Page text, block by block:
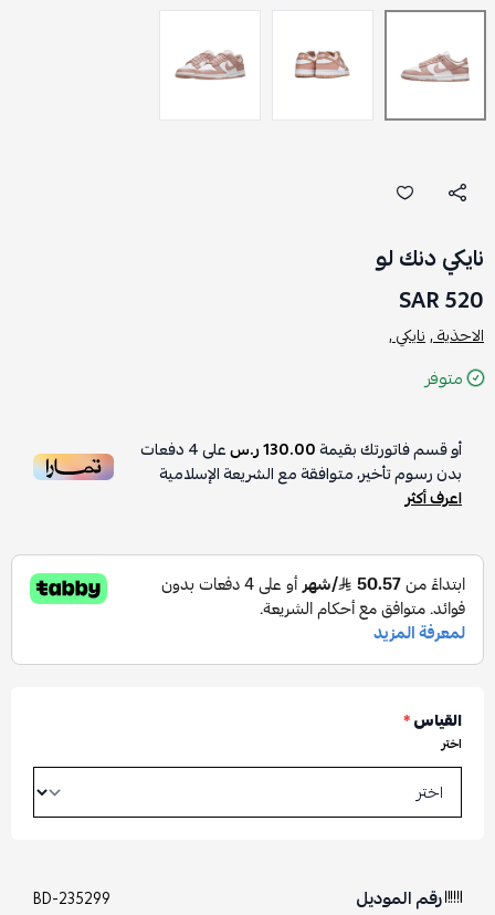
نايكي دنك لو
520 SAR
الاحذية ,نايكي ,
متوفر
أو قسم فاتورتك بقيمة130.00 ر.س على4دفعات
بدون رسوم تأخير، متوافقة مع الشريعة الإسلامية
اعرف أكثر
القياس*
اختر
رقم الموديل BD-235299